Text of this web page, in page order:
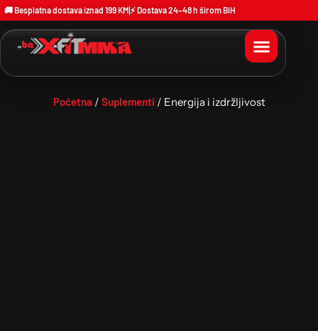
🚚 Besplatna dostava iznad 199 KM ⚡ Dostava 24–48 h širom BiH
Početna / Suplementi / Energija i izdržljivost